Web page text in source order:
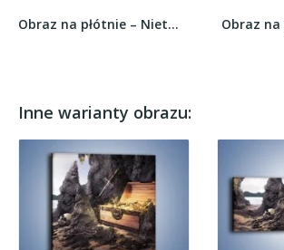
Obraz na płótnie – Nietypowe przejście na drugą...
Inne warianty obrazu: